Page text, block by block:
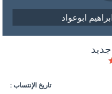
ابوعواد
تاريخ الإنتساب :